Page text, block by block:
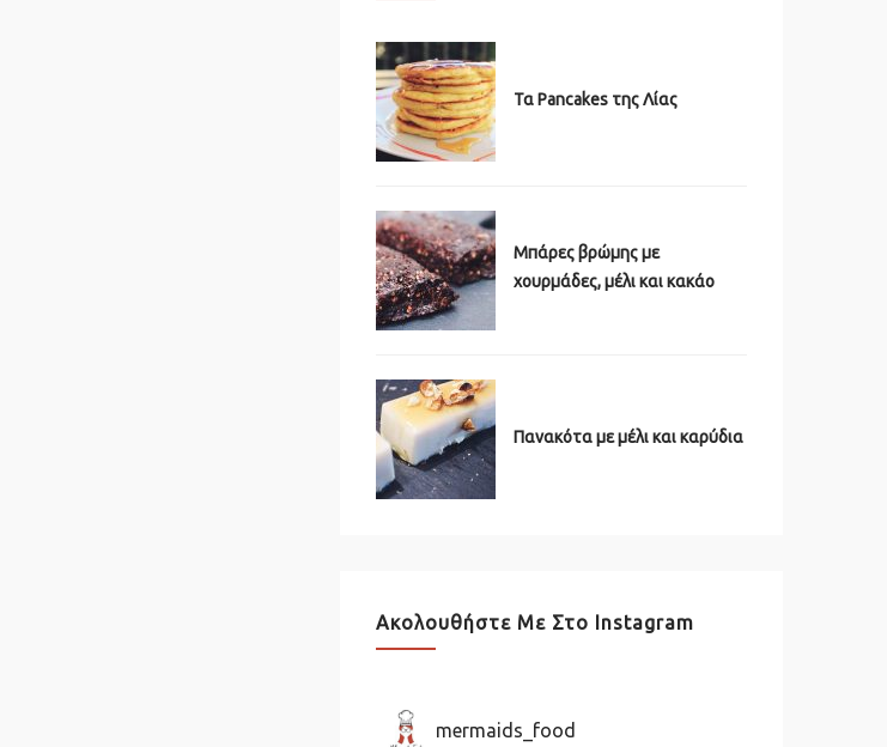
Τα Pancakes της Λίας
Μπάρες βρώμης με
χουρμάδες, μέλι και κακάο
Πανακότα με μέλι και καρύδια
Ακολουθήστε Με Στο Instagram
mermaids_food